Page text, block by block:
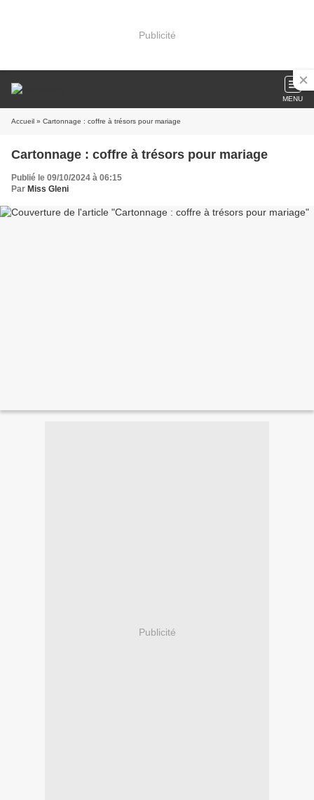
Publicité
MENU
Accueil » Cartonnage : coffre à trésors pour mariage
Cartonnage : coffre à trésors pour mariage
Publié le 09/10/2024 à 06:15
Par Miss Gleni
Publicité